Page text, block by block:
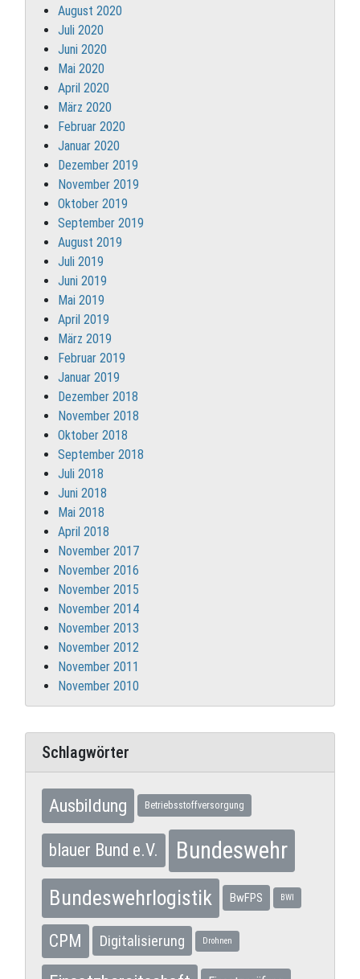
August 2020
Juli 2020
Juni 2020
Mai 2020
April 2020
März 2020
Februar 2020
Januar 2020
Dezember 2019
November 2019
Oktober 2019
September 2019
August 2019
Juli 2019
Juni 2019
Mai 2019
April 2019
März 2019
Februar 2019
Januar 2019
Dezember 2018
November 2018
Oktober 2018
September 2018
Juli 2018
Juni 2018
Mai 2018
April 2018
November 2017
November 2016
November 2015
November 2014
November 2013
November 2012
November 2011
November 2010
Schlagwörter
Ausbildung Betriebsstoffversorgung
blauer Bund e.V. Bundeswehr
Bundeswehrlogistik BwFPS BWI
CPM Digitalisierung Drohnen